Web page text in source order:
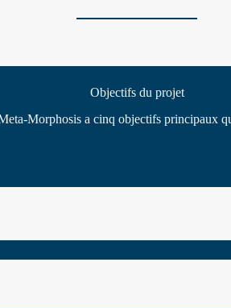
Objectifs du projet
Morphosis a cinq objectifs principaux